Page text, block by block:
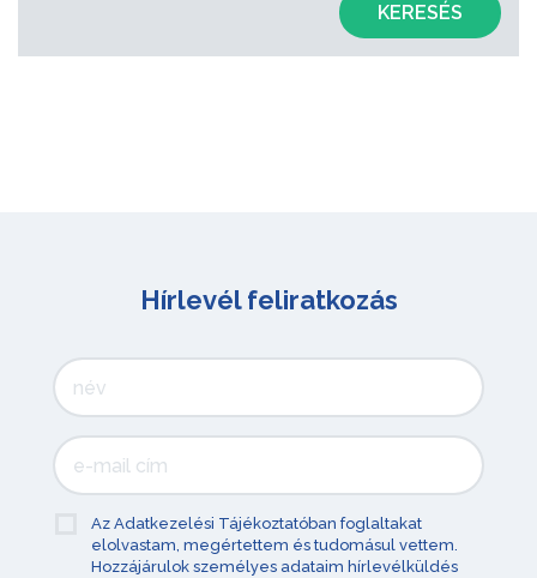
KERESÉS
Hírlevél feliratkozás
Az Adatkezelési Tájékoztatóban foglaltakat
elolvastam, megértettem és tudomásul vettem.
Hozzájárulok személyes adataim hírlevélküldés